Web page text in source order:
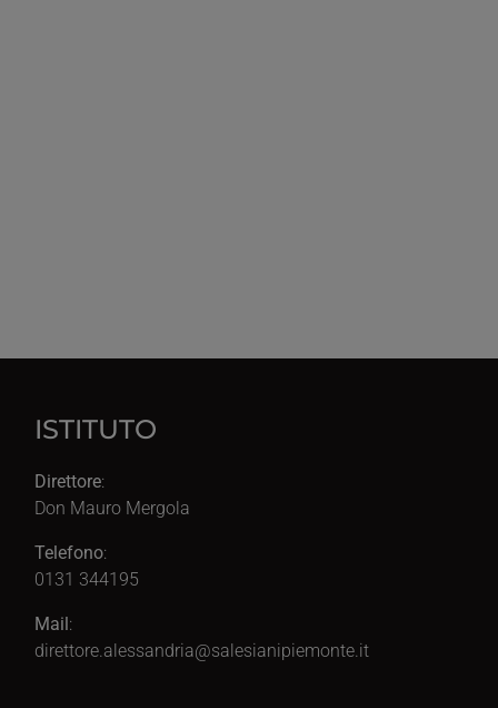
ISTITUTO
Direttore:
Don Mauro Mergola
Telefono:
0131 344195
Mail:
direttore.alessandria@salesianipiemonte.it